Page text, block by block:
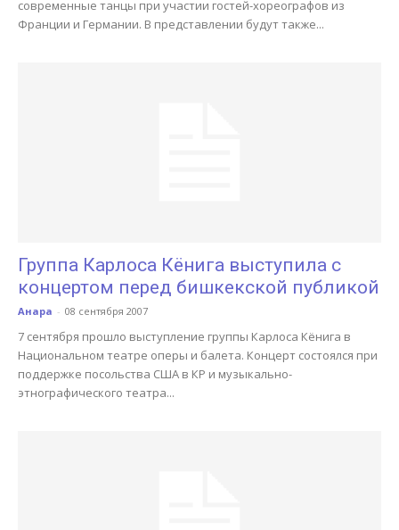
современные танцы при участии гостей-хореографов из
Франции и Германии. В представлении будут также...
Группа Карлоса Кёнига выступила с
концертом перед бишкекской публикой
Анара - 08 сентября 2007
7 сентября прошло выступление группы Карлоса Кёнига в
Национальном театре оперы и балета. Концерт состоялся при
поддержке посольства США в КР и музыкально-
этнографического театра...